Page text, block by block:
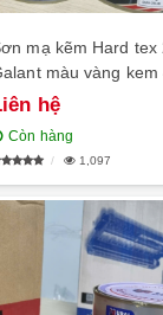
mạ kẽm Hard tex
màu vàng kem
hệ
Còn hàng
1,097